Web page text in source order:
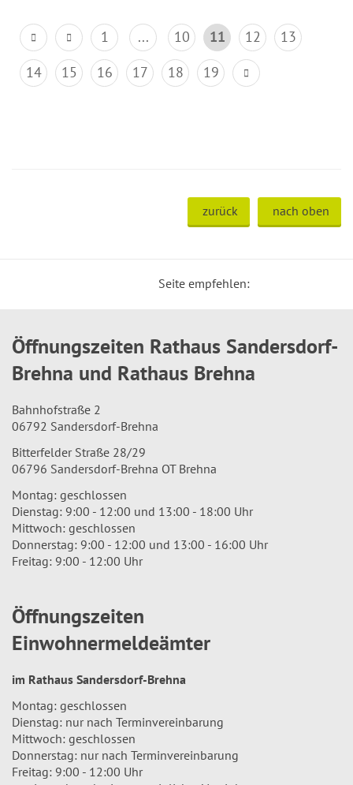
1 ... 10 11 12
13
14
15 16 17 18 19
zurück nach oben
Seite empfehlen:
Öffnungszeiten Rathaus Sandersdorf-
Brehna und Rathaus Brehna
Bahnhofstraße 2
06792 Sandersdorf-Brehna
Bitterfelder Straße 28/29
06796 Sandersdorf-Brehna OT Brehna
Montag: geschlossen
Dienstag: 9:00 - 12:00 und 13:00 - 18:00 Uhr
Mittwoch: geschlossen
Donnerstag: 9:00 - 12:00 und 13:00 - 16:00 Uhr
Freitag: 9:00 - 12:00 Uhr
Öffnungszeiten
Einwohnermeldeämter
im Rathaus Sandersdorf-Brehna
Montag: geschlossen
Dienstag: nur nach Terminvereinbarung
Mittwoch: geschlossen
Donnerstag: nur nach Terminvereinbarung
Freitag: 9:00 - 12:00 Uhr